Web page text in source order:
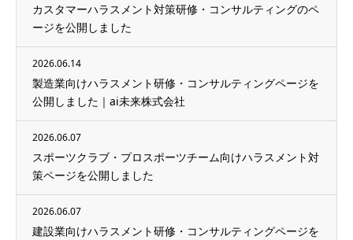
カスタマーハラスメント対策研修・コンサルティングのペ
ージを公開しました
2026.06.14
製造業向けハラスメント研修・コンサルティングページを
公開しました｜ai未来株式会社
2026.06.07
スポーツクラブ・プロスポーツチーム向けハラスメント対
策ページを公開しました
2026.06.07
建設業向けハラスメント研修・コンサルティングページを